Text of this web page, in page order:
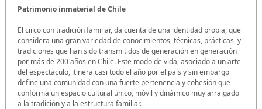
Patrimonio inmaterial de Chile
El circo con tradición familiar, da cuenta de una identidad propia, que
considera una gran variedad de conocimientos, técnicas, prácticas, y
tradiciones que han sido transmitidos de generación en generación
por más de 200 años en Chile. Este modo de vida, asociado a un arte
del espectáculo, itinera casi todo el año por el país y sin embargo
define una comunidad con una fuerte pertenencia y cohesión que
conforma un espacio cultural único, móvil y dinámico muy arraigado
a la tradición y a la estructura familiar.